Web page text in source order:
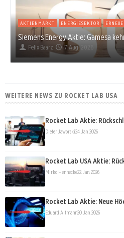
AKTIENMARKT ENERGIESEKTOR
Siemens Energy Aktie: Gamesa
Felix Baarz 7. Aug. 2026
WEITERE NEWS ZU ROCKET LAB USA
Rocket Lab Aktie:
Dieter Jaworski24. Jan. 2026
Rocket Lab USA Aktie:
Mirko Hennecke22. Jan. 2026
Rocket Lab Aktie: Neue
Eduard Altmann20. Jan. 2026